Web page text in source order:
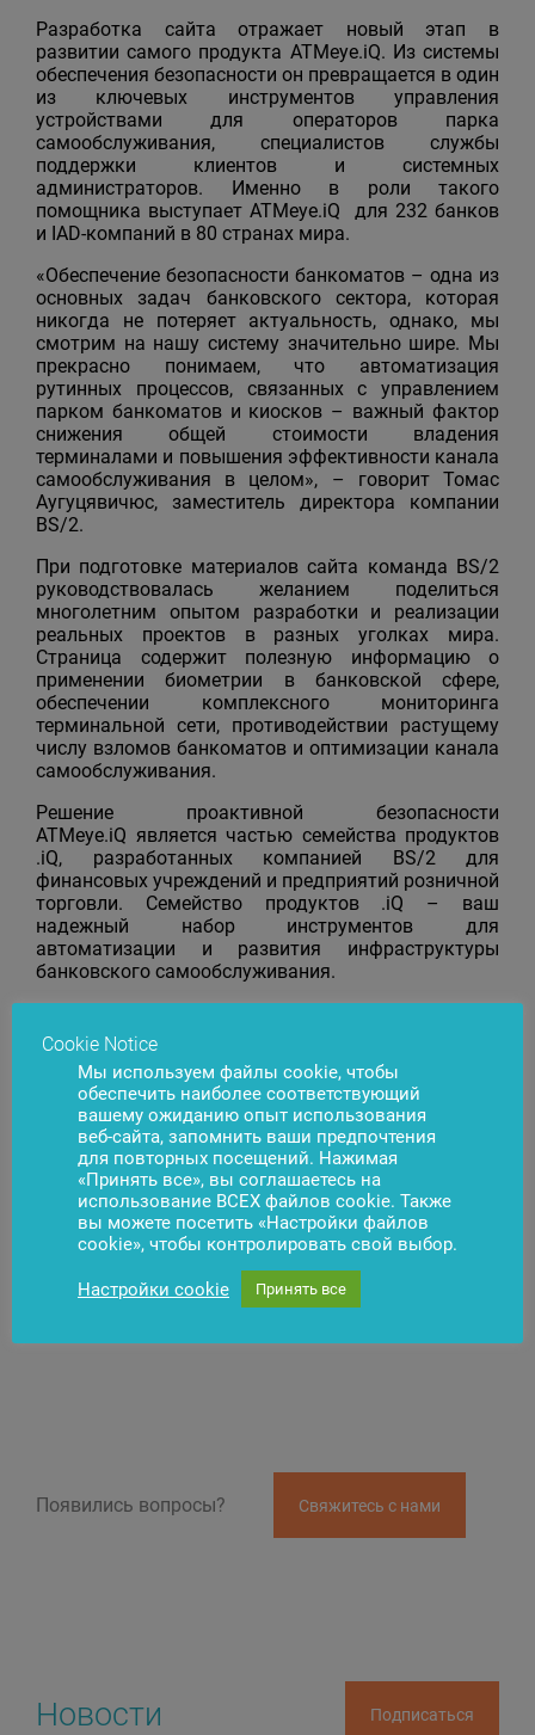
Разработка сайта отражает новый этап в
развитии самого продукта ATMeye.iQ. Из системы
обеспечения безопасности он превращается в один
из ключевых инструментов управления
устройствами для операторов парка
самообслуживания, специалистов службы
поддержки клиентов и системных
администраторов. Именно в роли такого
помощника выступает ATMeye.iQ для 232 банков
и IAD-компаний в 80 странах мира.
«Обеспечение безопасности банкоматов – одна из
основных задач банковского сектора, которая
никогда не потеряет актуальность, однако, мы
смотрим на нашу систему значительно шире. Мы
прекрасно понимаем, что автоматизация
рутинных процессов, связанных с управлением
парком банкоматов и киосков – важный фактор
снижения общей стоимости владения
терминалами и повышения эффективности канала
самообслуживания в целом», – говорит Томас
Аугуцявичюс, заместитель директора компании
BS/2.
При подготовке материалов сайта команда BS/2
руководствовалась желанием поделиться
многолетним опытом разработки и реализации
реальных проектов в разных уголках мира.
Страница содержит полезную информацию о
применении биометрии в банковской сфере,
обеспечении комплексного мониторинга
терминальной сети, противодействии растущему
числу взломов банкоматов и оптимизации канала
самообслуживания.
Решение проактивной безопасности
ATMeye.iQ является частью семейства продуктов
.iQ, разработанных компанией BS/2 для
финансовых учреждений и предприятий розничной
торговли. Семейство продуктов .iQ – ваш
надежный набор инструментов для
автоматизации и развития инфраструктуры
банковского самообслуживания.
Появились вопросы? Свяжитесь с нами
Новости Подписаться
Cookie Notice
Мы используем файлы cookie, чтобы
обеспечить наиболее соответствующий
вашему ожиданию опыт использования
веб-сайта, запомнить ваши предпочтения
для повторных посещений. Нажимая
«Принять все», вы соглашаетесь на
использование ВСЕХ файлов cookie. Также
вы можете посетить «Настройки файлов
cookie», чтобы контролировать свой выбор.
Настройки cookie Принять все